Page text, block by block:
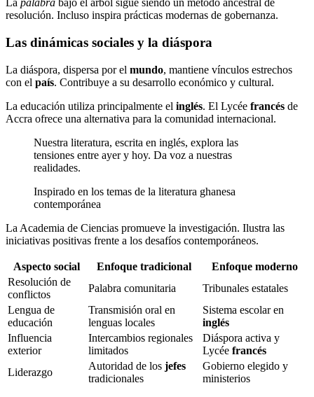
La palabra bajo el árbol sigue siendo un método ancestral de
resolución. Incluso inspira prácticas modernas de gobernanza.
Las dinámicas sociales y la diáspora
La diáspora, dispersa por el mundo, mantiene vínculos estrechos
con el país. Contribuye a su desarrollo económico y cultural.
La educación utiliza principalmente el inglés. El Lycée francés de
Accra ofrece una alternativa para la comunidad internacional.
Nuestra literatura, escrita en inglés, explora las
tensiones entre ayer y hoy. Da voz a nuestras
realidades.
Inspirado en los temas de la literatura ghanesa
contemporánea
La Academia de Ciencias promueve la investigación. Ilustra las
iniciativas positivas frente a los desafíos contemporáneos.
Aspecto social Enfoque tradicional
Enfoque moderno
Resolución de
conflictos
Palabra comunitaria
Tribunales estatales
Lengua de
educación
Transmisión oral en
lenguas locales
Sistema escolar en
inglés
Influencia
exterior
Intercambios regionales
limitados
Diáspora activa y
Lycée francés
Liderazgo
Autoridad de los jefes
tradicionales
Gobierno elegido y
ministerios